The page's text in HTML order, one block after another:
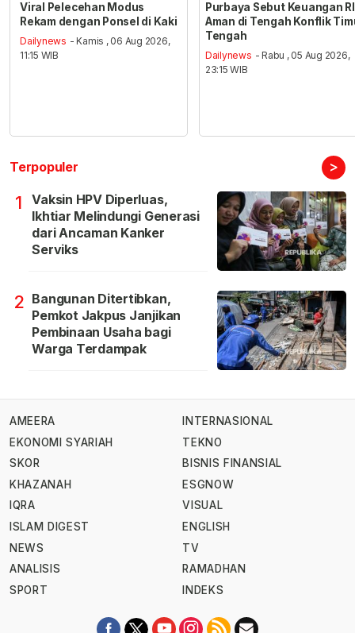
Viral Pelecehan Modus
Rekam dengan Ponsel di Kaki
Dailynews - Kamis , 06 Aug 2026,
11:15 WIB
Purbaya Sebut Keuangan RI
Aman di Tengah Konflik
Tengah
Dailynews - Rabu , 05 Aug 2026,
23:15 WIB
Terpopuler >
1
Vaksin HPV Diperluas,
Ikhtiar Melindungi Generasi
dari Ancaman Kanker
Serviks
2 Bangunan Ditertibkan,
Pemkot Jakpus Janjikan
Pembinaan Usaha bagi
Warga Terdampak
AMEERA
EKONOMI SYARIAH
SKOR
KHAZANAH
IQRA
ISLAM DIGEST
NEWS
ANALISIS
SPORT
INTERNASIONAL
TEKNO
BISNIS FINANSIAL
ESGNOW
VISUAL
ENGLISH
TV
RAMADHAN
INDEKS